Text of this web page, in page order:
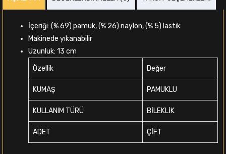
İçeriği: (% 69) pamuk, (% 26) naylon, (% 5) lastik
Makinede yıkanabilir
Uzunluk: 13 cm
Özellik
Değer
KUMAŞ PAMUKLU
KULLANIM TÜRÜ BİLEKLİK
ADET ÇİFT